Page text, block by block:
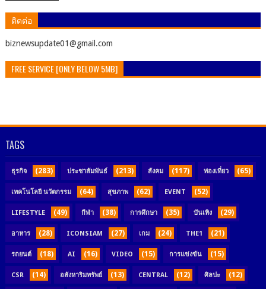
ติดต่อ
ิbiznewsupdate01@gmail.com
FREE SERVICE [ONLY BELOW 5MB]
TAGS
ธุรกิจ (283) ประชาสัมพันธ์ (213) สังคม (117) ท่องเที่ยว (65)
เทคโนโลยี นวัตกรรม (64) สุขภาพ (62) EVENT (52)
LIFESTYLE (49) กีฬา (38) การศึกษา (35) บันเทิง (29)
อาหาร (28) ICONSIAM (27) เกม (24) THE1 (21)
รถยนต์ (18) AI (16) VIDEO (15) การแข่งขัน (15)
CSR (14) อสังหาริมทรัพย์ (13) CENTRAL (12) ศิลปะ (12)